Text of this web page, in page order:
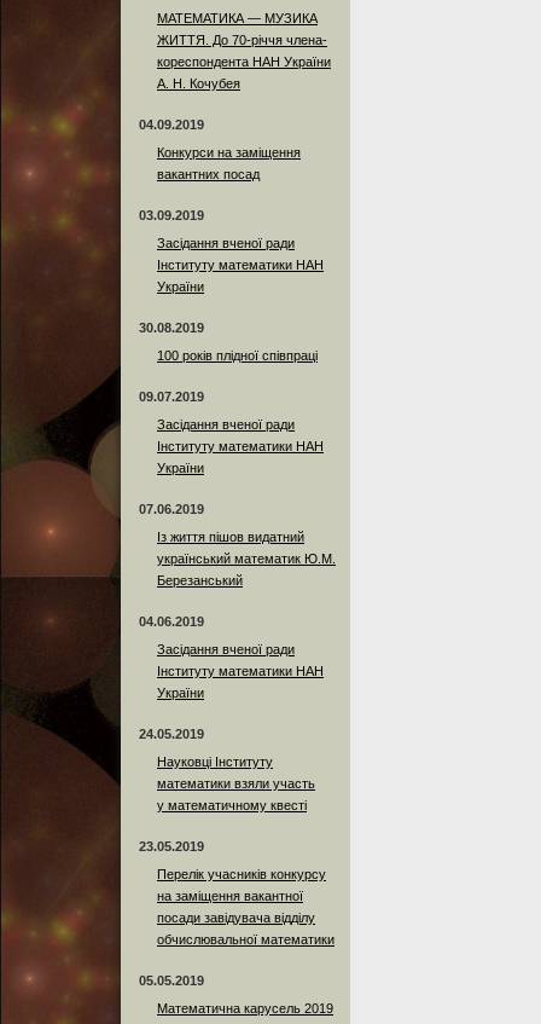
МАТЕМАТИКА — МУЗИКА
ЖИТТЯ. До 70-річчя члена-
кореспондента НАН України
А. Н. Кочубея
04.09.2019
Конкурси на заміщення
вакантних посад
03.09.2019
Засідання вченої ради
Інституту математики НАН
України
30.08.2019
100 років плідної співпраці
09.07.2019
Засідання вченої ради
Інституту математики НАН
України
07.06.2019
Із життя пішов видатний
український математик Ю.М.
Березанський
04.06.2019
Засідання вченої ради
Інституту математики НАН
України
24.05.2019
Науковці Інституту
математики взяли участь
у математичному квесті
23.05.2019
Перелік учасників конкурсу
на заміщення вакантної
посади завідувача відділу
обчислювальної математики
05.05.2019
Математична карусель 2019